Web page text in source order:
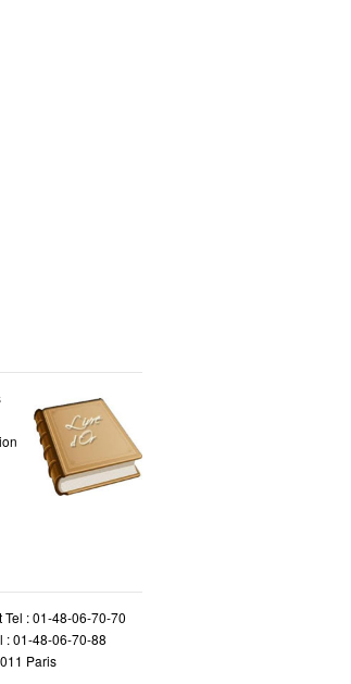
Tel : 01-48-06-70-70
: 01-48-06-70-88
Paris